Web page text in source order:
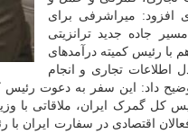
افزود: میراشرفی برای
جاده جدید ترانزیتی
با رئیس کمیته درآمدهای
اطلاعات تجاری و انجام
داد: این سفر به دعوت رئیس
کل گمرک ایران، ملاقاتی با
اقتصادی در سفارت ایران